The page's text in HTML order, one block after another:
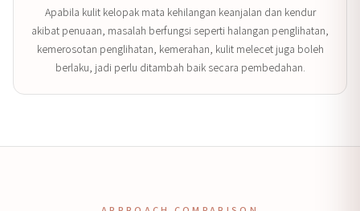
Apabila kulit kelopak mata kehilangan keanjalan dan kendur
akibat penuaan, masalah berfungsi seperti halangan penglihatan,
kemerosotan penglihatan, kemerahan, kulit melecet juga boleh
berlaku, jadi perlu ditambah baik secara pembedahan.